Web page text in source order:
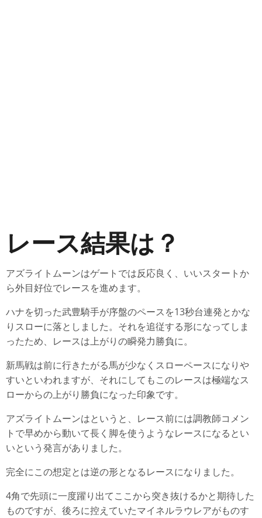
レース結果は？
アズライトムーンはゲートでは反応良く、いいスタートか
ら外目好位でレースを進めます。
ハナを切った武豊騎手が序盤のペースを13秒台連発とかな
りスローに落としました。それを追従する形になってしま
ったため、レースは上がりの瞬発力勝負に。
新馬戦は前に行きたがる馬が少なくスローペースになりや
すいといわれますが、それにしてもこのレースは極端なス
ローからの上がり勝負になった印象です。
アズライトムーンはというと、レース前には調教師コメン
トで早めから動いて長く脚を使うようなレースになるとい
いという発言がありました。
完全にこの想定とは逆の形となるレースになりました。
4角で先頭に一度躍り出てここから突き抜けるかと期待した
ものですが、後ろに控えていたマイネルラウレアがものす